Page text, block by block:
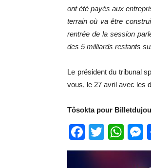
ont été payés aux
terrain où va être
rentrée de la session
des 5 milliards restants
Le président du tribunal
vous, le 27 avril avec les
Tôsokta pour
Twitter